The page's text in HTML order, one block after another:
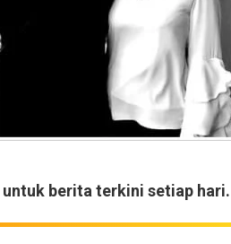
untuk berita terkini setiap hari.